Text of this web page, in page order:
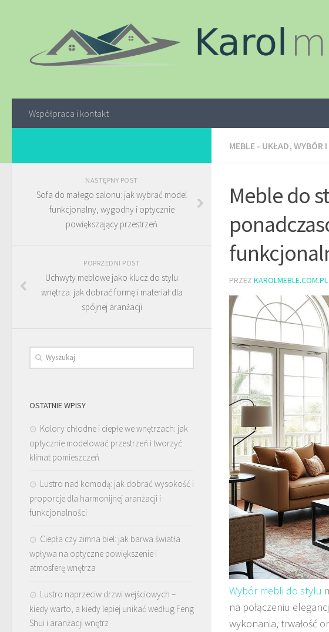
Współpraca i kontakt
MEBLE - UKŁAD, WYBÓR
Meble do
PRZEZ KAROLMEBLE.COM.PL
Wybór mebli do stylu
na połączeniu
wykonania, trwałość
NASTĘPNY POST
Sofa do małego salonu: jak wybrać model
funkcjonalny, wygodny i optycznie
powiększający przestrzeń
POPRZEDNI POST
Uchwyty meblowe jako klucz do stylu
wnętrza: jak dobrać formę i materiał dla
spójnej aranżacji
OSTATNIE WPISY
Kolory chłodne i ciepłe we wnętrzach: jak
optycznie modelować przestrzeń i tworzyć
klimat pomieszczeń
Lustro nad komodą: jak dobrać wysokość i
proporcje dla harmonijnej aranżacji i
funkcjonalności
Ciepła czy zimna biel: jak barwa światła
wpływa na optyczne powiększenie i
atmosferę wnętrza
Lustro naprzeciw drzwi wejściowych –
kiedy warto, a kiedy lepiej unikać według Feng
Shui i aranżacji wnętrz